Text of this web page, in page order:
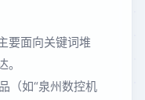
要面向关键词堆
（如“泉州数控机